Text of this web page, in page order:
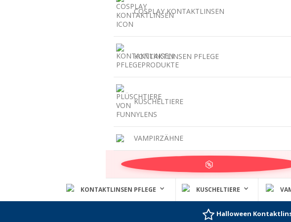
COSPLAY KONTAKTLINSEN
KONTAKTLINSEN PFLEGE
KUSCHELTIERE
VAMPIRZÄHNE
KONTAKTLINSEN PFLEGE KUSCHELTIERE
Halloween